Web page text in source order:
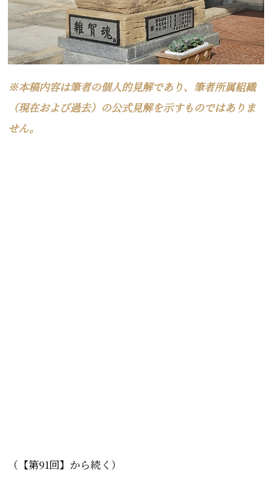
※本稿内容は筆者の個人的見解であり、筆者所属組織
（現在および過去）の公式見解を示すものではありま
せん。
（【第91回】から続く）